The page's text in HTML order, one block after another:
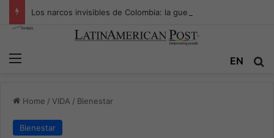
EN
Home / VIDA / Bienestar
Bienestar